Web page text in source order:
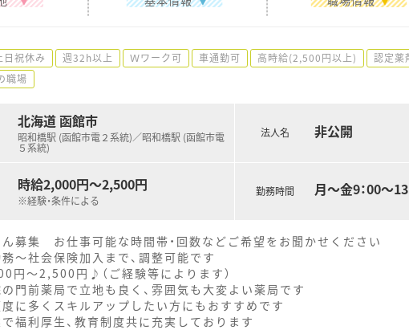
日祝休み 週32h以上 Ｗワーク可 車通勤可 高時給(2,500円以上) 認定薬
職場
北海道 函館市
昭和橋駅 (函館市電２系統)／昭和橋駅 (函館市電
５系統)
時給2,000円～2,500円
※経験・条件による
法人名 非公開
勤務時間 月～金9：00～13
募集 お仕事可能な時間帯・回数などご希望をお聞かせください
～社会保険加入まで、調整可能です
円～2,500円♪（ご経験等によります）
門前薬局で立地も良く、雰囲気も大変よい薬局です
に多くスキルアップしたい方にもおすすめです
福利厚生、教育制度共に充実しております